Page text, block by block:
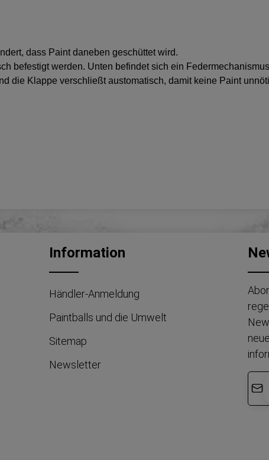
dass Paint daneben geschüttet wird.
befestigt werden. Unten befindet sich ein
die Klappe verschließt austomatisch, damit keine Paint
Information
Händler-Anmeldung
Paintballs und die Umwelt
Sitemap
Newsletter